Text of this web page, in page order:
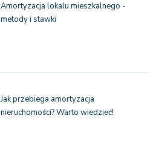
Amortyzacja lokalu mieszkalnego -
metody i stawki
Jak przebiega amortyzacja
nieruchomości? Warto wiedzieć!